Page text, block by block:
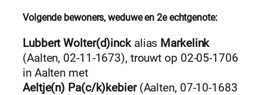
Volgende bewoners, weduwe en 2e echtgenote:
Lubbert Wolter(d)inckalias Markelink
(Aalten, 02-11-1673), trouwt op 02-05-1706
in Aalten met
Aeltje(n) Pa(c/k)kebier(Aalten, 07-10-1683